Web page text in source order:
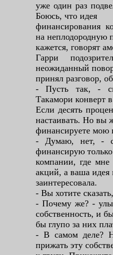
уже один раз
Боюсь, что идея
финансирования
на неплодородную
кажется, говорят
Гарри
неожиданный
принял разговор,
- Пусть так, -
Такамори конверт
Если десять
настаивать. Но вы
финансируете мою
- Думаю, нет, -
финансирую
компании, где мне
акций, а ваша идея
заинтересовала.
- Вы хотите
- Почему же? -
собственность, и
бы глупо за них
- В самом деле?
прижать эту